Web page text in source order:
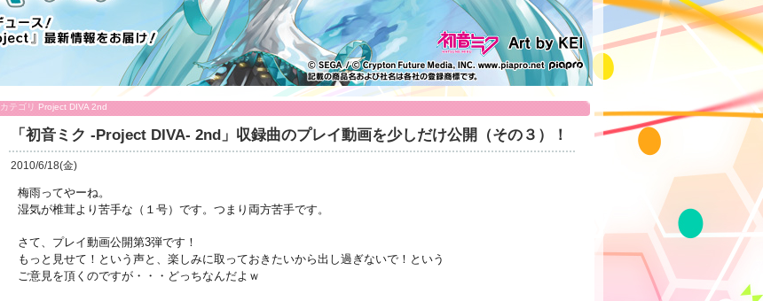
カテゴリ Project DIVA 2nd
「初音ミク -Project DIVA- 2nd」収録曲のプレイ動画を少しだけ公開（その３）！
2010/6/18(金)
梅雨ってやーね。
湿気が椎茸より苦手な（１号）です。つまり両方苦手です。
さて、プレイ動画公開第3弾です！
もっと見せて！という声と、楽しみに取っておきたいから出し過ぎないで！という
ご意見を頂くのですが・・・どっちなんだよｗ